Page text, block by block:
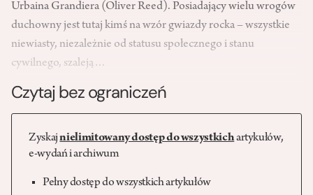
Urbaina Grandiera (Oliver Reed). Posiadający wielu wrogów
duchowny jest tutaj kimś na wzór gwiazdy rocka – wszystkie
niewiasty, niezależnie od statusu społecznego i stanu
cywilnego, szaleją…
Czytaj bez ograniczeń
Zyskajnielimitowany dostęp do wszystkichartykułów,
e-wydań i archiwum
Pełny dostęp do wszystkich artykułów